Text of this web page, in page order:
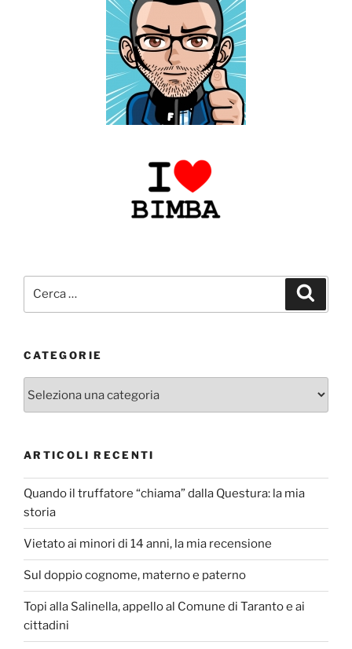
CATEGORIE
ARTICOLI RECENTI
Quando il truffatore “chiama” dalla Questura: la mia
storia
Vietato ai minori di 14 anni, la mia recensione
Sul doppio cognome, materno e paterno
Topi alla Salinella, appello al Comune di Taranto e ai
cittadini